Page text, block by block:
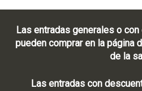
Las entradas generales o
pueden comprar en la página
de la
Las entradas con